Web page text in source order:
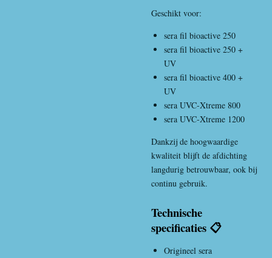
Geschikt voor:
sera fil bioactive 250
sera fil bioactive 250 +
UV
sera fil bioactive 400 +
UV
sera UVC-Xtreme 800
sera UVC-Xtreme 1200
Dankzij de hoogwaardige
kwaliteit blijft de afdichting
langdurig betrouwbaar, ook bij
continu gebruik.
Technische
specificaties 📋
Origineel sera